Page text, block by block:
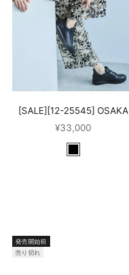
[SALE][12-25545] OSAKA
セール価格
¥33,000
BLACK
発売開始前
売り切れ